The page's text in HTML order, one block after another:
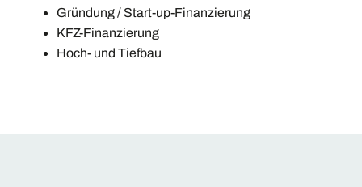
Gründung / Start-up-Finanzierung
KFZ-Finanzierung
Hoch- und Tiefbau